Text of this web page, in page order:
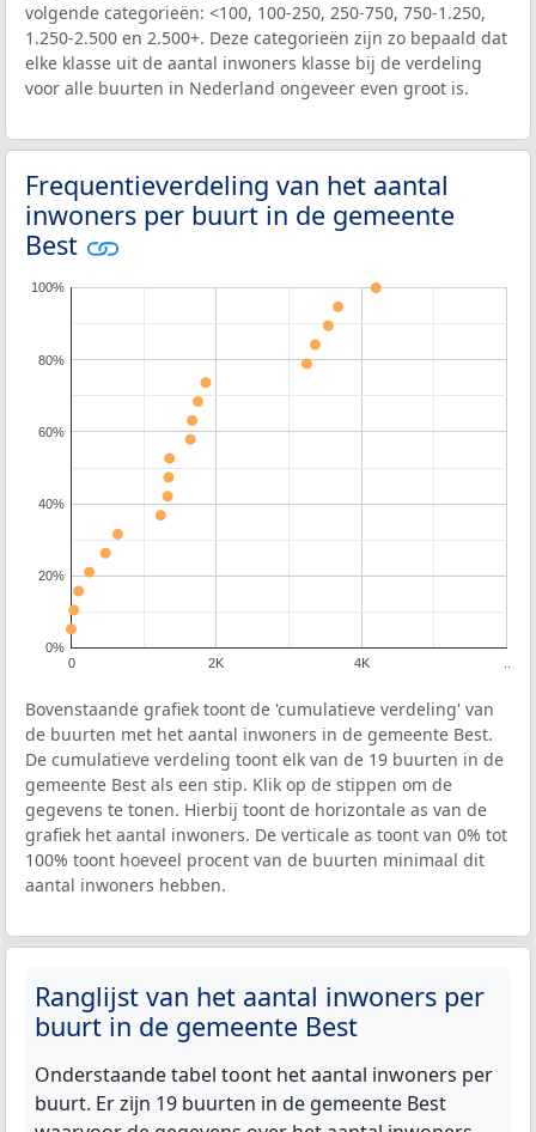
volgende categorieën: <100, 100-250, 250-750, 750-1.250,
1.250-2.500 en 2.500+. Deze categorieën zijn zo bepaald dat
elke klasse uit de aantal inwoners klasse bij de verdeling
voor alle buurten in Nederland ongeveer even groot is.
Frequentieverdeling van het aantal
inwoners per buurt in de gemeente
Best
0 2K 4K
0%
20%
40%
60%
80%
100%
Bovenstaande grafiek toont de 'cumulatieve verdeling' van
de buurten met het aantal inwoners in de gemeente Best.
De cumulatieve verdeling toont elk van de 19 buurten in de
gemeente Best als een stip. Klik op de stippen om de
gegevens te tonen. Hierbij toont de horizontale as van de
grafiek het aantal inwoners. De verticale as toont van 0% tot
100% toont hoeveel procent van de buurten minimaal dit
aantal inwoners hebben.
Ranglijst van het aantal inwoners per
buurt in de gemeente Best
Onderstaande tabel toont het aantal inwoners per
buurt. Er zijn 19 buurten in de gemeente Best